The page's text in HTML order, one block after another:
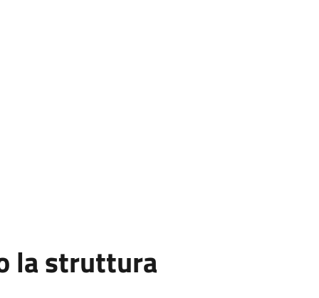
la struttura